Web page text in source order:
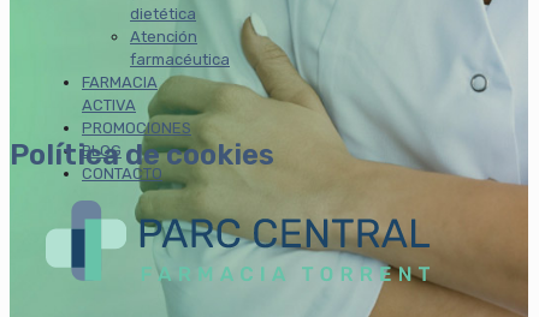
dietética
Atención
farmacéutica
FARMACIA
ACTIVA
PROMOCIONES
BLOG
CONTACTO
Política de cookies